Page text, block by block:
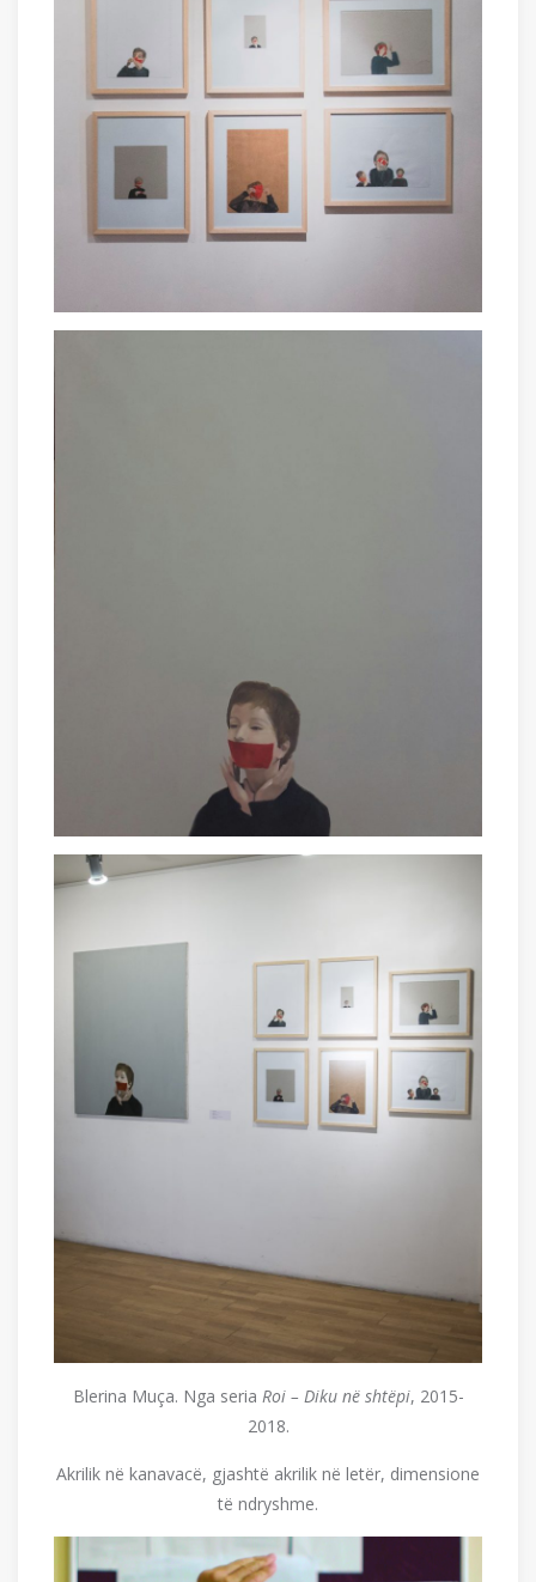
Blerina Muça. Nga seria Roi – Diku në shtëpi, 2015-
2018.
Akrilik në kanavacë, gjashtë akrilik në letër, dimensione
të ndryshme.